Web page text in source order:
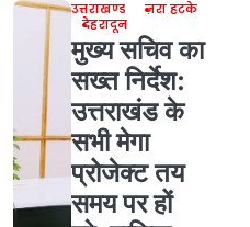
उत्तराखण्ड
ज़रा हटके
देहरादून
मुख्य सचिव का
सख्त निर्देश:
उत्तराखंड के
सभी मेगा
प्रोजेक्ट तय
समय पर हों